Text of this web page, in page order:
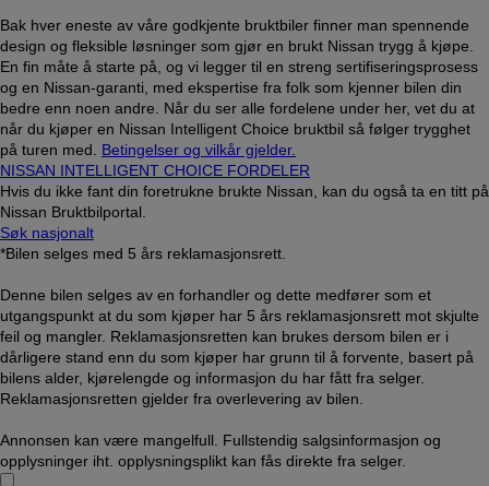
Bak hver eneste av våre godkjente bruktbiler finner man spennende
design og fleksible løsninger som gjør en brukt Nissan trygg å kjøpe.
En fin måte å starte på, og vi legger til en streng sertifiseringsprosess
og en Nissan-garanti, med ekspertise fra folk som kjenner bilen din
bedre enn noen andre. Når du ser alle fordelene under her, vet du at
når du kjøper en Nissan Intelligent Choice bruktbil så følger trygghet
på turen med. Betingelser og vilkår gjelder.
NISSAN INTELLIGENT CHOICE FORDELER
Hvis du ikke fant din foretrukne brukte Nissan, kan du også ta en titt på
Nissan Bruktbilportal.
Søk nasjonalt
*Bilen selges med 5 års reklamasjonsrett.
Denne bilen selges av en forhandler og dette medfører som et
utgangspunkt at du som kjøper har 5 års reklamasjonsrett mot skjulte
feil og mangler. Reklamasjonsretten kan brukes dersom bilen er i
dårligere stand enn du som kjøper har grunn til å forvente, basert på
bilens alder, kjørelengde og informasjon du har fått fra selger.
Reklamasjonsretten gjelder fra overlevering av bilen.
Annonsen kan være mangelfull. Fullstendig salgsinformasjon og
opplysninger iht. opplysningsplikt kan fås direkte fra selger.